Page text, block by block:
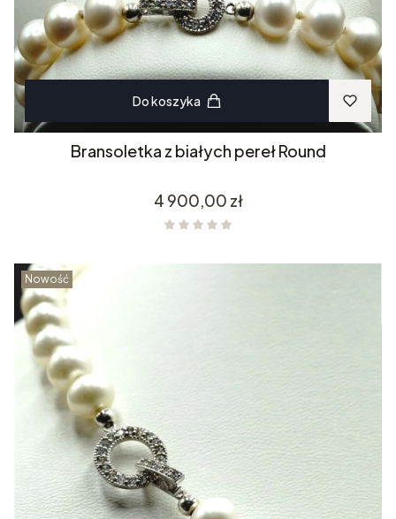
Do koszyka
Bransoletka z białych pereł Round
Cena
4 900,00 zł
Nowość